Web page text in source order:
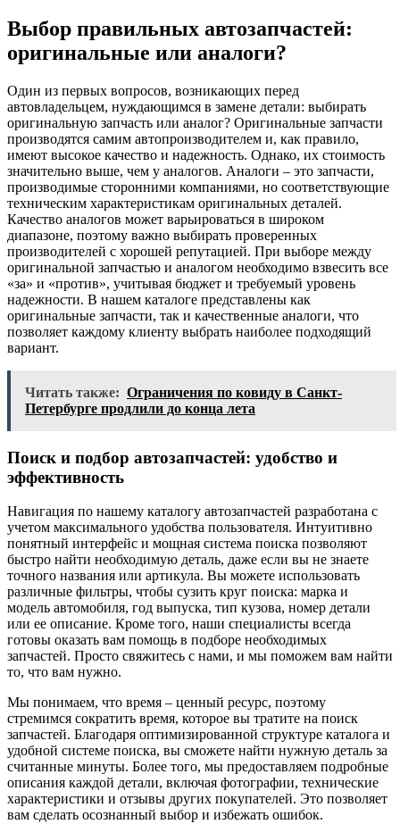
Выбор правильных автозапчастей:
оригинальные или аналоги?
Один из первых вопросов, возникающих перед
автовладельцем, нуждающимся в замене детали: выбирать
оригинальную запчасть или аналог? Оригинальные запчасти
производятся самим автопроизводителем и, как правило,
имеют высокое качество и надежность. Однако, их стоимость
значительно выше, чем у аналогов. Аналоги – это запчасти,
производимые сторонними компаниями, но соответствующие
техническим характеристикам оригинальных деталей.
Качество аналогов может варьироваться в широком
диапазоне, поэтому важно выбирать проверенных
производителей с хорошей репутацией. При выборе между
оригинальной запчастью и аналогом необходимо взвесить все
«за» и «против», учитывая бюджет и требуемый уровень
надежности. В нашем каталоге представлены как
оригинальные запчасти, так и качественные аналоги, что
позволяет каждому клиенту выбрать наиболее подходящий
вариант.
Читать также: Ограничения по ковиду в Санкт-
Петербурге продлили до конца лета
Поиск и подбор автозапчастей: удобство и
эффективность
Навигация по нашему каталогу автозапчастей разработана с
учетом максимального удобства пользователя. Интуитивно
понятный интерфейс и мощная система поиска позволяют
быстро найти необходимую деталь, даже если вы не знаете
точного названия или артикула. Вы можете использовать
различные фильтры, чтобы сузить круг поиска: марка и
модель автомобиля, год выпуска, тип кузова, номер детали
или ее описание. Кроме того, наши специалисты всегда
готовы оказать вам помощь в подборе необходимых
запчастей. Просто свяжитесь с нами, и мы поможем вам найти
то, что вам нужно.
Мы понимаем, что время – ценный ресурс, поэтому
стремимся сократить время, которое вы тратите на поиск
запчастей. Благодаря оптимизированной структуре каталога и
удобной системе поиска, вы сможете найти нужную деталь за
считанные минуты. Более того, мы предоставляем подробные
описания каждой детали, включая фотографии, технические
характеристики и отзывы других покупателей. Это позволяет
вам сделать осознанный выбор и избежать ошибок.